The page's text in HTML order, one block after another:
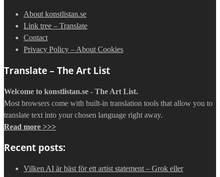
kategori:
About konstlistan.se
Link tree – Translate
Contact
Privacy Policy – About Cookies
Translate – The Art List
Welcome to konstlistan.se - The Art List.
Most browsers come with built-in translation tools that allow you to
translate text into your chosen language right away.
Read more >>>
Recent posts:
Vilken AI är bäst för ett artist statement – Grok eller